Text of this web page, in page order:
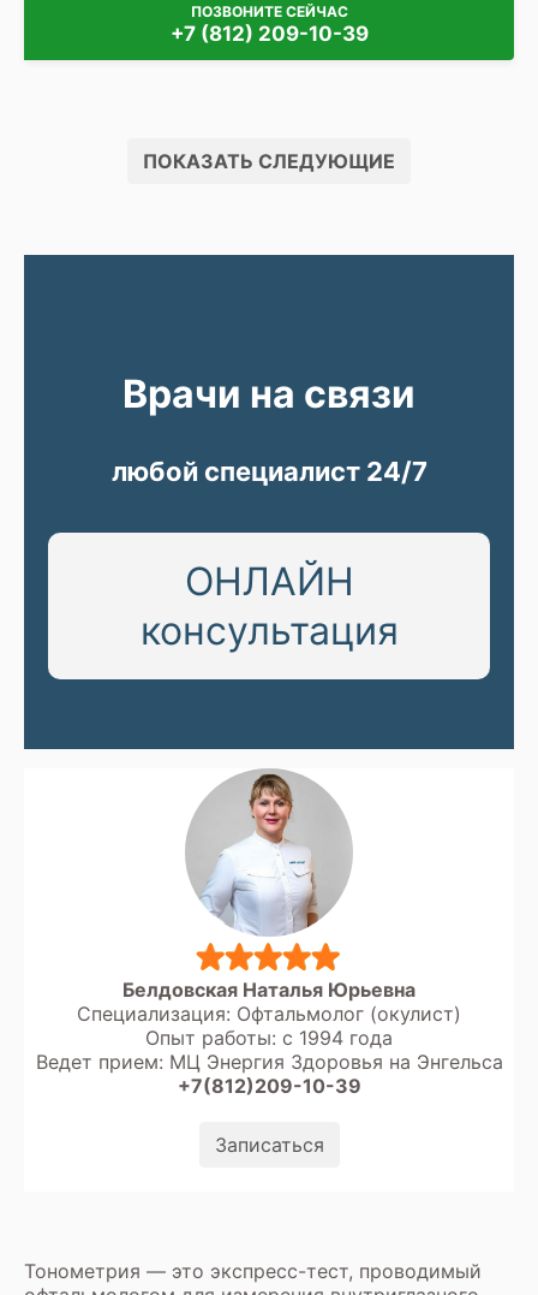
ПОЗВОНИТЕ СЕЙЧАС
+7 (812) 209-10-39
ПОКАЗАТЬ СЛЕДУЮЩИЕ
ОНЛАЙН
консультация
любой специалист 24/7
Врачи на связи
Белдовская Наталья Юрьевна
Специализация: Офтальмолог (окулист)
Опыт работы: с 1994 года
Ведет прием: МЦ Энергия Здоровья на Энгельса
+7(812)209-10-39
Записаться
Тонометрия — это экспресс-тест, проводимый